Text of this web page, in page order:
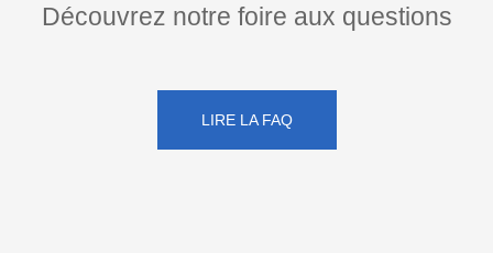
Découvrez notre foire aux questions
LIRE LA FAQ